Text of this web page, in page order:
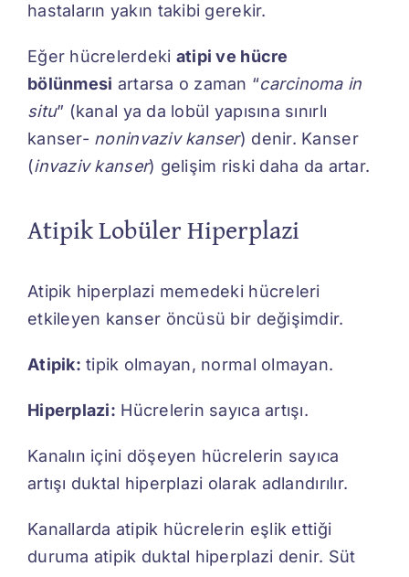
hastaların yakın takibi gerekir.
Eğer hücrelerdeki atipi ve hücre
bölünmesi artarsa o zaman “carcinoma in
situ” (kanal ya da lobül yapısına sınırlı
kanser- noninvaziv kanser) denir. Kanser
(invaziv kanser) gelişim riski daha da artar.
Atipik Lobüler Hiperplazi
Atipik hiperplazi memedeki hücreleri
etkileyen kanser öncüsü bir değişimdir.
Atipik: tipik olmayan, normal olmayan.
Hiperplazi: Hücrelerin sayıca artışı.
Kanalın içini döşeyen hücrelerin sayıca
artışı duktal hiperplazi olarak adlandırılır.
Kanallarda atipik hücrelerin eşlik ettiği
duruma atipik duktal hiperplazi denir. Süt